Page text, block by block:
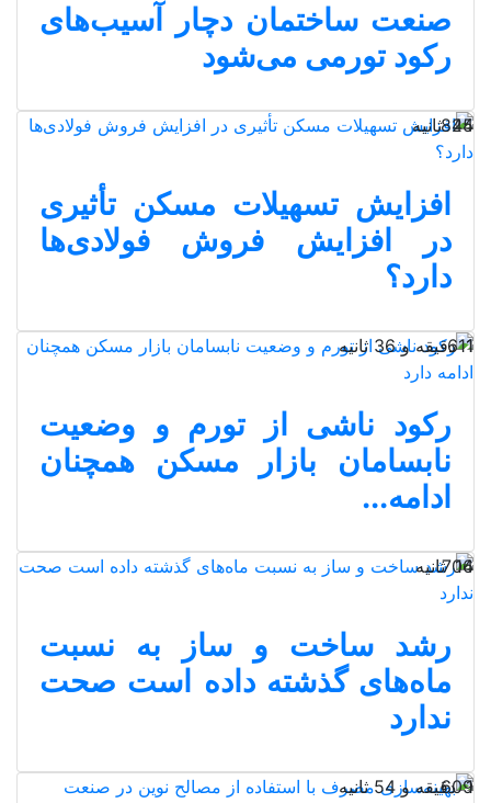
صنعت ساختمان دچار آسیب‌های
رکود تورمی می‌شود
25 ثانیه
844
افزایش تسهیلات مسکن تأثیری
در افزایش فروش فولادی‌ها
دارد؟
1 دقیقه و 36 ثانیه
611
رکود ناشی از تورم و وضعیت
نابسامان بازار مسکن همچنان
ادامه...
14 ثانیه
706
رشد ساخت و ساز به نسبت
ماه‌های گذشته داده است صحت
ندارد
1 دقیقه و 54 ثانیه
609